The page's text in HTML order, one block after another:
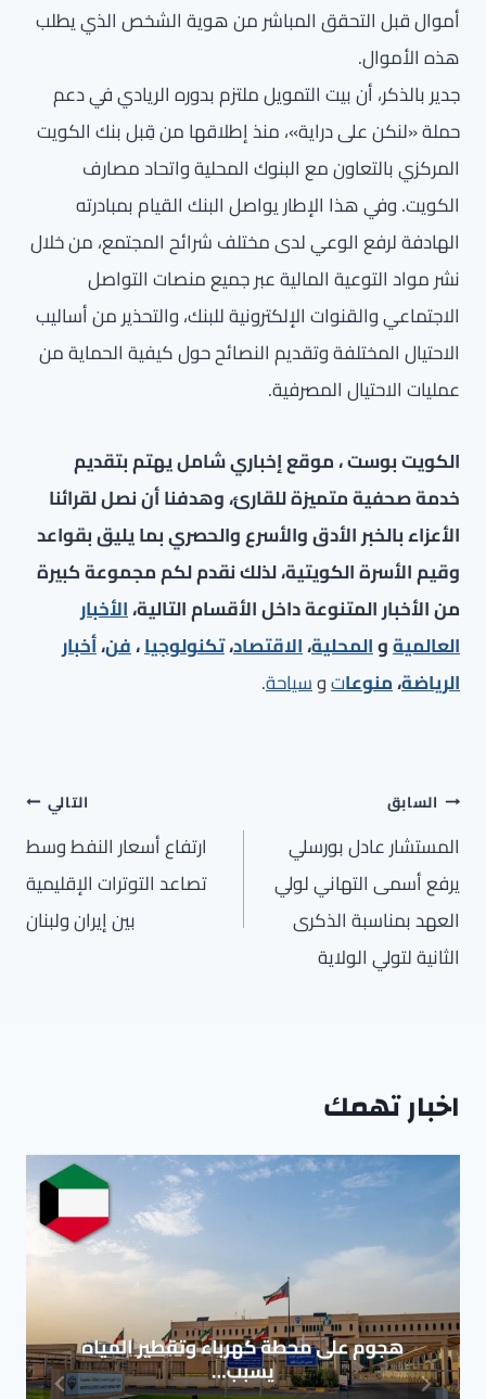
أموال قبل التحقق المباشر من هوية الشخص الذي يطلب
هذه الأموال.
جدير بالذكر، أن بيت التمويل ملتزم بدوره الريادي في دعم
حملة «لنكن على دراية»، منذ إطلاقها من قِبل بنك الكويت
المركزي بالتعاون مع البنوك المحلية واتحاد مصارف
الكويت. وفي هذا الإطار يواصل البنك القيام بمبادرته
الهادفة لرفع الوعي لدى مختلف شرائح المجتمع، من خلال
نشر مواد التوعية المالية عبر جميع منصات التواصل
الاجتماعي والقنوات الإلكترونية للبنك، والتحذير من أساليب
الاحتيال المختلفة وتقديم النصائح حول كيفية الحماية من
عمليات الاحتيال المصرفية.
الكويت بوست ، موقع إخباري شامل يهتم بتقديم
خدمة صحفية متميزة للقارئ، وهدفنا أن نصل لقرائنا
الأعزاء بالخبر الأدق والأسرع والحصري بما يليق بقواعد
وقيم الأسرة الكويتية، لذلك نقدم لكم مجموعة كبيرة
من الأخبار المتنوعة داخل الأقسام التالية،الأخبار
العالميةوالمحلية،الاقتصاد،تكنولوجيا،فن،أخبار
الرياضة،منوعاتوسياحة.
تصفّح
المقالات
السابق
المستشار عادل بورسلي
يرفع أسمى التهاني لولي
العهد بمناسبة الذكرى
الثانية لتولي الولاية
التالي
ارتفاع أسعار النفط وسط
تصاعد التوترات الإقليمية
بين إيران ولبنان
اخبار تهمك